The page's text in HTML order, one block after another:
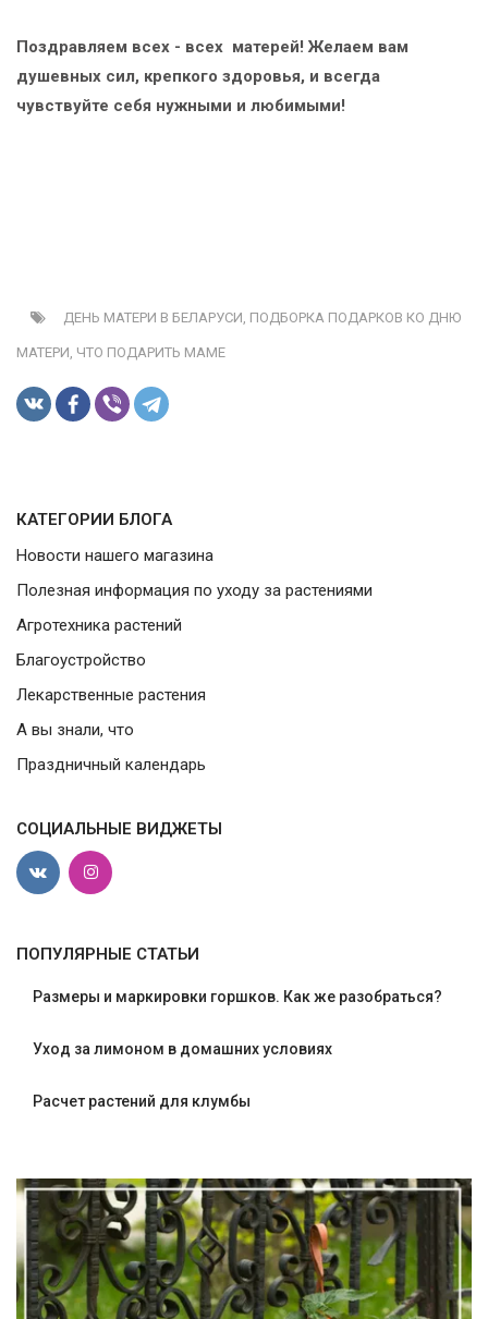
Поздравляем всех - всех матерей! Желаем вам
душевных сил, крепкого здоровья, и всегда
чувствуйте себя нужными и любимыми!
ДЕНЬ МАТЕРИ В БЕЛАРУСИ, ПОДБОРКА ПОДАРКОВ КО ДНЮ
МАТЕРИ, ЧТО ПОДАРИТЬ МАМЕ
КАТЕГОРИИ БЛОГА
Новости нашего магазина
Полезная информация по уходу за растениями
Агротехника растений
Благоустройство
Лекарственные растения
А вы знали, что
Праздничный календарь
СОЦИАЛЬНЫЕ ВИДЖЕТЫ
ПОПУЛЯРНЫЕ СТАТЬИ
Размеры и маркировки горшков. Как же разобраться?
Уход за лимоном в домашних условиях
Расчет растений для клумбы